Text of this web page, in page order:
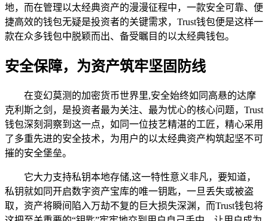
地，而在管理以太经典资产的漫漫征程中，一款安全可靠、便
捷高效的钱包无疑是投资者的关键需求，Trust钱包便是这样一
款在众多钱包中脱颖而出、备受瞩目的以太经典钱包。
安全保障，为资产筑牢坚固防线
在变幻莫测的加密货币世界里,安全始终如同高悬的达摩
克利斯之剑，是投资者最为关注、最为忧心的核心问题，Trust
钱包深刻洞察到这一点，如同一位技艺精湛的工匠，精心采用
了多重先进的安全技术，为用户的以太经典资产构筑起坚不可
摧的安全堡垒。
它大力支持私钥本地存储,这一特性意义非凡，要知道，
私钥就如同开启数字资产宝库的唯一钥匙，一旦丢失或被盗
取，资产将瞬间陷入万劫不复的巨大损失深渊，而Trust钱包将